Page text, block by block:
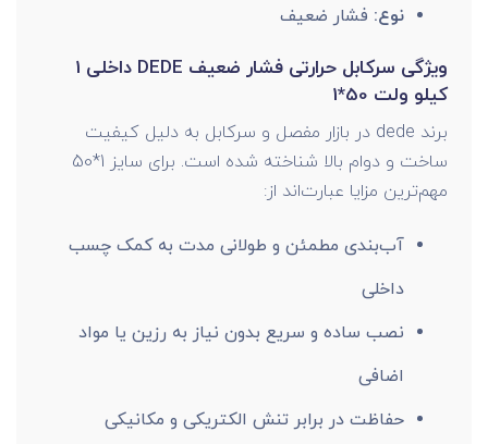
نوع: فشار ضعیف
ویژگی سرکابل حرارتی فشار ضعیف DEDE داخلی 1
کیلو ولت 50*1
برند dede در بازار مفصل و سرکابل به دلیل کیفیت
ساخت و دوام بالا شناخته شده است. برای سایز 1*50
مهم‌ترین مزایا عبارت‌اند از:
آب‌بندی مطمئن و طولانی مدت به کمک چسب
داخلی
نصب ساده و سریع بدون نیاز به رزین یا مواد
اضافی
حفاظت در برابر تنش الکتریکی و مکانیکی